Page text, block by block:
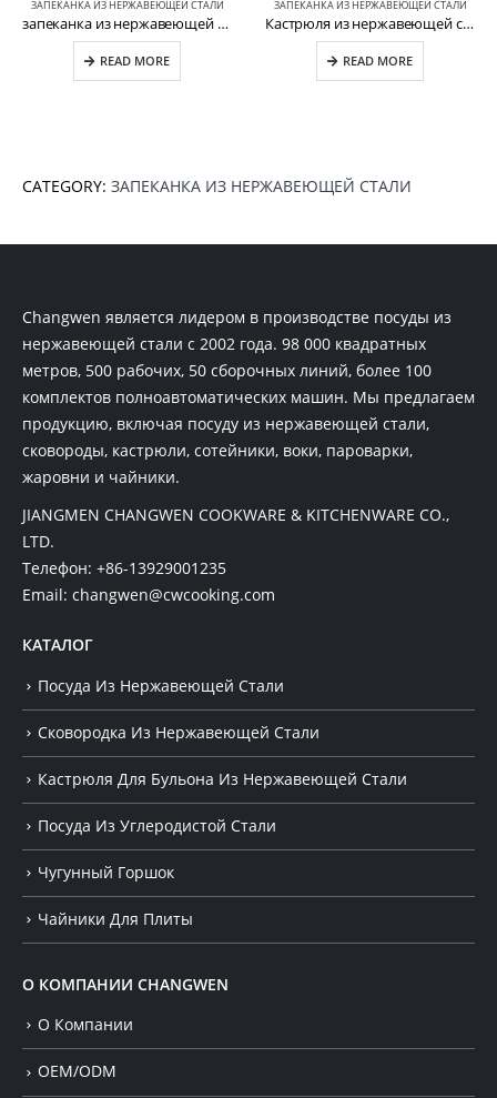
ЗАПЕКАНКА ИЗ НЕРЖАВЕЮЩЕЙ СТАЛИ
запеканка из нержавеющей стали CW-S031
READ MORE
ЗАПЕКАНКА ИЗ НЕРЖАВЕЮЩЕЙ СТАЛИ
Кастрюля из нержавеющей стали CW-B025-1
READ MORE
CATEGORY: ЗАПЕКАНКА ИЗ НЕРЖАВЕЮЩЕЙ СТАЛИ
Changwen является лидером в производстве посуды из
нержавеющей стали с 2002 года. 98 000 квадратных
метров, 500 рабочих, 50 сборочных линий, более 100
комплектов полноавтоматических машин. Мы предлагаем
продукцию, включая посуду из нержавеющей стали,
сковороды, кастрюли, сотейники, воки, пароварки,
жаровни и чайники.
JIANGMEN CHANGWEN COOKWARE & KITCHENWARE CO.,
LTD.
Телефон: +86-13929001235
Email: changwen@cwcooking.com
КАТАЛОГ
Посуда Из Нержавеющей Стали
Сковородка Из Нержавеющей Стали
Кастрюля Для Бульона Из Нержавеющей Стали
Посуда Из Углеродистой Стали
Чугунный Горшок
Чайники Для Плиты
О КОМПАНИИ CHANGWEN
О Компании
OEM/ODM